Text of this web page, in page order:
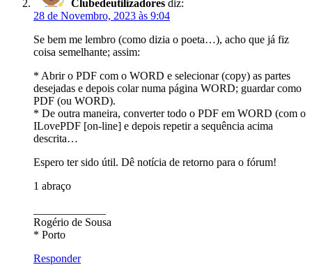
Clubedeutilizadores diz:
28 de Novembro, 2023 às 9:04
Se bem me lembro (como dizia o poeta…), acho que já fiz
coisa semelhante; assim:
* Abrir o PDF com o WORD e selecionar (copy) as partes
desejadas e depois colar numa página WORD; guardar como
PDF (ou WORD).
* De outra maneira, converter todo o PDF em WORD (com o
ILovePDF [on-line] e depois repetir a sequência acima
descrita…
Espero ter sido útil. Dê notícia de retorno para o fórum!
1 abraço
Rogério de Sousa
* Porto
Responder